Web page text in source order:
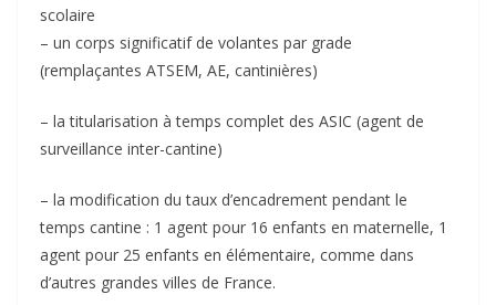
scolaire
– un corps significatif de volantes par grade
(remplaçantes ATSEM, AE, cantinières)
– la titularisation à temps complet des ASIC (agent de
surveillance inter-cantine)
– la modification du taux d’encadrement pendant le
temps cantine : 1 agent pour 16 enfants en maternelle, 1
agent pour 25 enfants en élémentaire, comme dans
d’autres grandes villes de France.